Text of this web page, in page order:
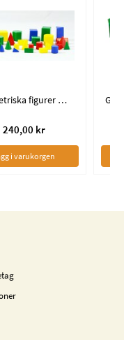
Geometriska figurer mini / 32 olika
240,00 kr
i varukorgen